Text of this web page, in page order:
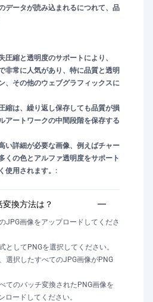
データが読み込まれるにつれて、品
圧縮と透明度のサポートにより、
非常に人気があり、特に品質と透明
、その他のウェブグラフィックスに
縮は、繰り返し保存しても品質が損
アートワークの中間段階を保存する
い詳細が必要な画像、例えばチャー
くの色とアルファ透明度をサポート
使用されます。:
換方法は？
JPG画像をアップロードしてくださ
としてPNGを選択してください。
選択したすべてのJPG画像がPNG
てのバッチ変換されたPNG画像を
ロードしてください。